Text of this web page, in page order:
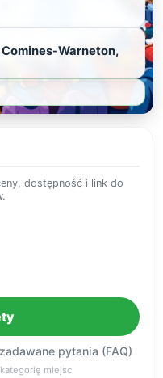
Warneton,
dostępność i link do
pytania (FAQ)
miejsc